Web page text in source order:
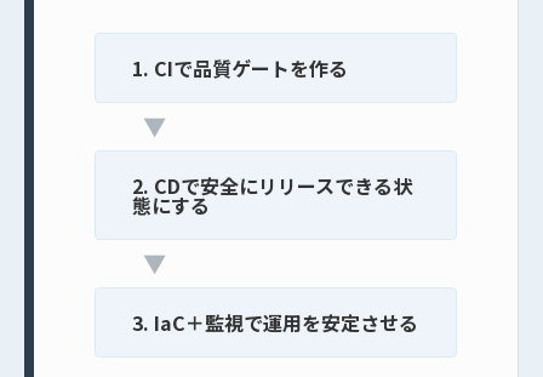
1. CIで品質ゲートを作る
▼
2. CDで安全にリリースできる状
態にする
▼
3. IaC＋監視で運用を安定させる